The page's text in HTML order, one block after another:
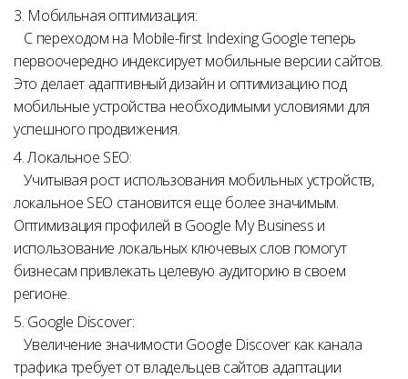
3. Мобильная оптимизация:
С переходом на Mobile-first Indexing Google теперь
первоочередно индексирует мобильные версии сайтов.
Это делает адаптивный дизайн и оптимизацию под
мобильные устройства необходимыми условиями для
успешного продвижения.
4. Локальное SEO:
Учитывая рост использования мобильных устройств,
локальное SEO становится еще более значимым.
Оптимизация профилей в Google My Business и
использование локальных ключевых слов помогут
бизнесам привлекать целевую аудиторию в своем
регионе.
5. Google Discover:
Увеличение значимости Google Discover как канала
трафика требует от владельцев сайтов адаптации